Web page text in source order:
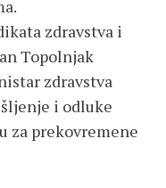
zdravstva i
Topolnjak
zdravstva
i odluke
za prekovremene